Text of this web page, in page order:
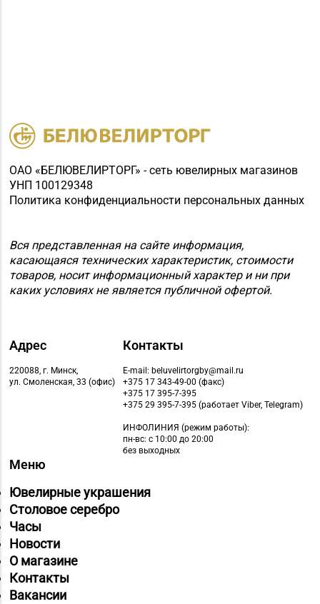
ОАО «БЕЛЮВЕЛИРТОРГ» - сеть ювелирных магазинов
УНП 100129348
Политика конфиденциальности персональных данных
Вся представленная на сайте информация,
касающаяся технических характеристик, стоимости
товаров, носит информационный характер и ни при
каких условиях не является публичной офертой.
Адрес
220088, г. Минск,
ул. Смоленская, 33 (офис)
Контакты
E-mail: beluvelirtorgby@mail.ru
+375 17 343-49-00 (факс)
+375 17 395-7-395
+375 29 395-7-395 (работает Viber, Telegram)
ИНФОЛИНИЯ (режим работы):
пн-вс: с 10:00 до 20:00
без выходных
Меню
Ювелирные украшения
Столовое серебро
Часы
Новости
О магазине
Контакты
Вакансии